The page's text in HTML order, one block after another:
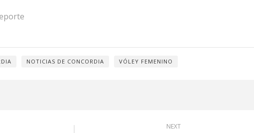
NOTICIAS DE CONCORDIA VÓLEY FEMENINO
NEXT